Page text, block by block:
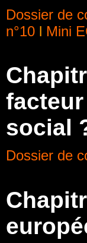
Dossier de
n°10 l Mini
social
Dossier de